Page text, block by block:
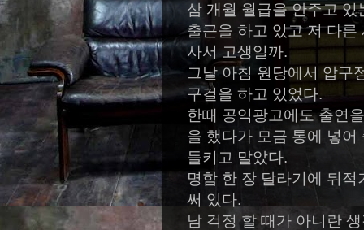
삼 개월 월급을 안주고
출근을 하고 있고 저 다
사서 고생일까.
그날 아침 원당에서 압구
구걸을 하고 있었다.
한때 공익광고에도 출연
을 했다가 모금 통에 넣
들키고 말았다.
명함 한 장 달라기에 뒤
써 있다.
남 걱정 할 때가 아니란